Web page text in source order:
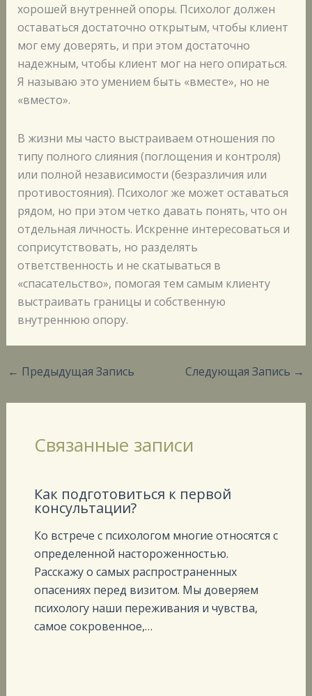
хорошей внутренней опоры. Психолог должен
оставаться достаточно открытым, чтобы клиент
мог ему доверять, и при этом достаточно
надежным, чтобы клиент мог на него опираться.
Я называю это умением быть «вместе», но не
«вместо».
В жизни мы часто выстраиваем отношения по
типу полного слияния (поглощения и контроля)
или полной независимости (безразличия или
противостояния). Психолог же может оставаться
рядом, но при этом четко давать понять, что он
отдельная личность. Искренне интересоваться и
соприсутствовать, но разделять
ответственность и не скатываться в
«спасательство», помогая тем самым клиенту
выстраивать границы и собственную
внутреннюю опору.
← Предыдущая Запись Следующая Запись →
Связанные записи
Как подготовиться к первой
консультации?
Ко встрече с психологом многие относятся с
определенной настороженностью.
Расскажу о самых распространенных
опасениях перед визитом. Мы доверяем
психологу наши переживания и чувства,
самое сокровенное,…